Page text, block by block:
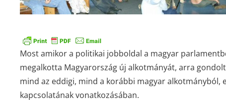
Most amikor a politikai jobboldal a magyar
megalkotta Magyarország új alkotmányát, arra
mind az eddigi, mind a korábbi magyar alkotmányból,
kapcsolatának vonatkozásában.